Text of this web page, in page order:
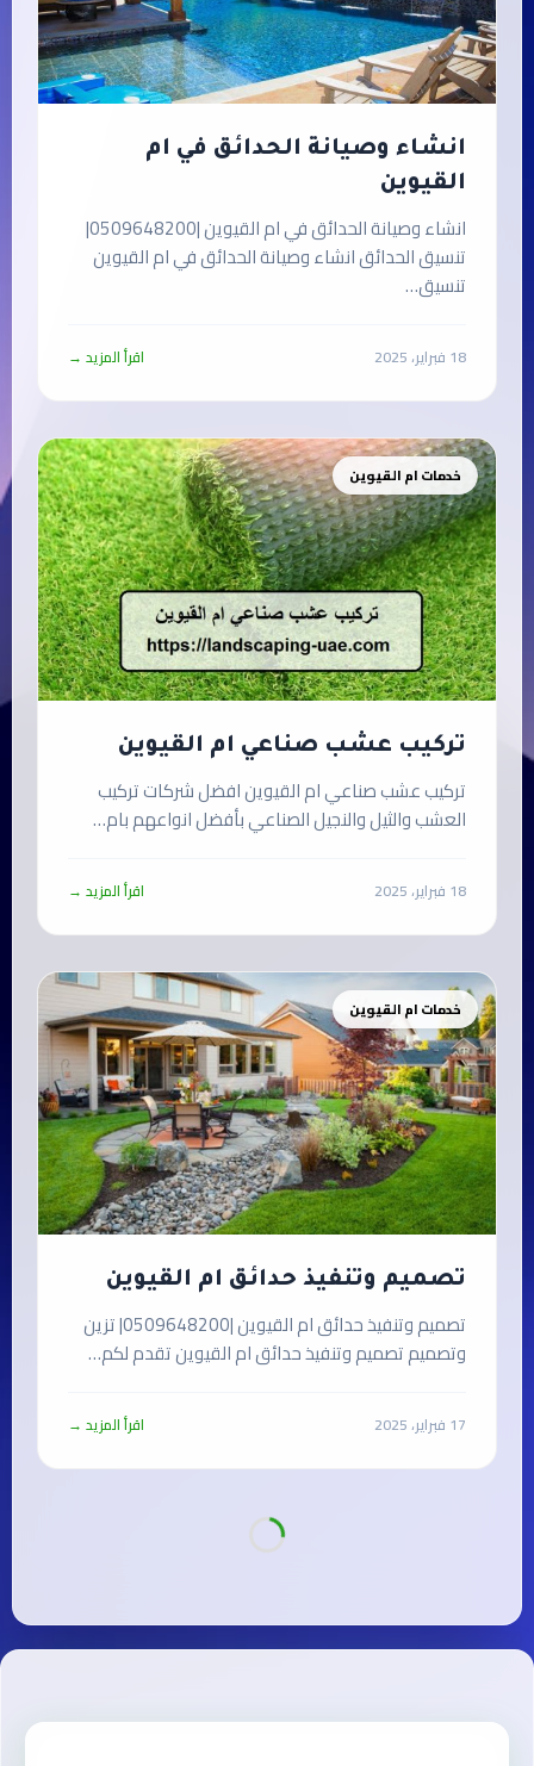
انشاء وصيانة الحدائق في ام
القيوين
انشاء وصيانة الحدائق في ام القيوين |0509648200|
تنسيق الحدائق انشاء وصيانة الحدائق في ام القيوين
تنسيق…
18 فبراير، 2025 اقرأ المزيد →
خدمات ام القيوين
تركيب عشب صناعي ام القيوين
تركيب عشب صناعي ام القيوين افضل شركات تركيب
العشب والثيل والنجيل الصناعي بأفضل انواعهم بام…
18 فبراير، 2025 اقرأ المزيد →
خدمات ام القيوين
تصميم وتنفيذ حدائق ام القيوين
تصميم وتنفيذ حدائق ام القيوين |0509648200| تزين
وتصميم تصميم وتنفيذ حدائق ام القيوين تقدم لكم…
17 فبراير، 2025 اقرأ المزيد →